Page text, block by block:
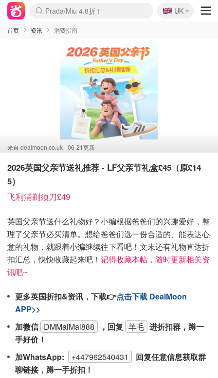
麦卢卡蜂蜜夏促！个位数！
啥？必胜客披萨5折！
🇬🇧
UK
首页 资讯 消费指南
来自 dealmoon.co.uk 06-21更新
2026英国父亲节送礼推荐 - LF父亲节礼盒£45（原£14
5）
飞利浦剃须刀£49
英国父亲节送什么礼物好？小编根据爸爸们的兴趣爱好，整
理了父亲节必买清单。想给爸爸们选一份合适的、能表达心
意的礼物，就跟着小编继续往下看吧！文末还有礼物直达折
扣汇总，快快收藏起来吧！ 记得收藏本帖，随时更新相关资
讯吧~
更多英国折扣&资讯，下载👉点击下载 DealMoon
APP>>
加微信 DMMaiMai888 ，回复 羊毛 进折扣群，蹲一
手好价！
加WhatsApp:
+447962540431
回复任意信息获取群
聊链接，蹲一手折扣！